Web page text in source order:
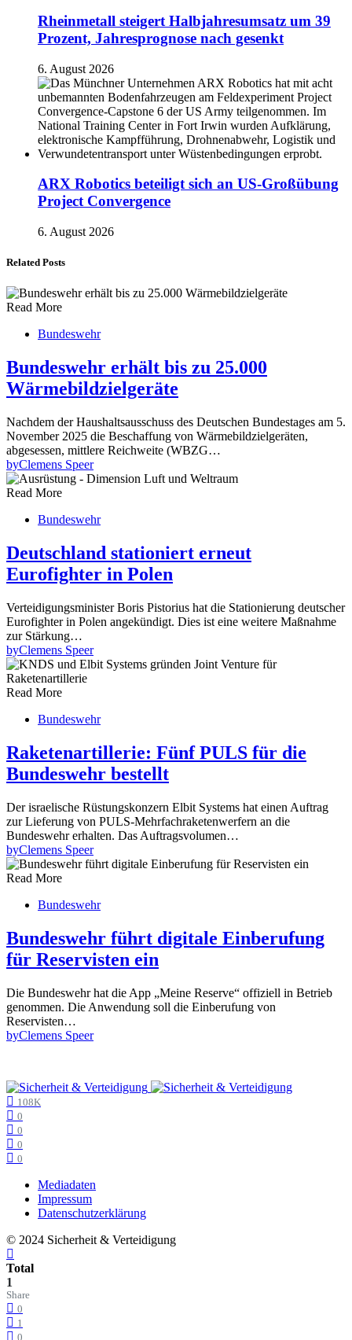
Rheinmetall steigert Halbjahresumsatz um 39
Prozent, Jahresprognose nach gesenkt
6. August 2026
ARX Robotics beteiligt sich an US-Großübung
Project Convergence
6. August 2026
Related Posts
Read More
Bundeswehr
Bundeswehr erhält bis zu 25.000
Wärmebildzielgeräte
Nachdem der Haushaltsausschuss des Deutschen Bundestages am 5.
November 2025 die Beschaffung von Wärmebildzielgeräten,
abgesessen, mittlere Reichweite (WBZG…
byClemens Speer
Read More
Bundeswehr
Deutschland stationiert erneut
Eurofighter in Polen
Verteidigungsminister Boris Pistorius hat die Stationierung deutscher
Eurofighter in Polen angekündigt. Dies ist eine weitere Maßnahme
zur Stärkung…
byClemens Speer
Read More
Bundeswehr
Raketenartillerie: Fünf PULS für die
Bundeswehr bestellt
Der israelische Rüstungskonzern Elbit Systems hat einen Auftrag
zur Lieferung von PULS-Mehrfachraketenwerfern an die
Bundeswehr erhalten. Das Auftragsvolumen…
byClemens Speer
Read More
Bundeswehr
Bundeswehr führt digitale Einberufung
für Reservisten ein
Die Bundeswehr hat die App „Meine Reserve“ offiziell in Betrieb
genommen. Die Anwendung soll die Einberufung von
Reservisten…
byClemens Speer
108K
0
0
0
0
Mediadaten
Impressum
Datenschutzerklärung
© 2024 Sicherheit & Verteidigung
Total
1
Share
0
1
0